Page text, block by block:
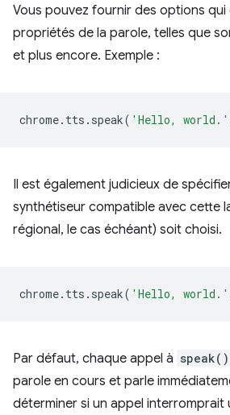
Vous pouvez fournir des options
propriétés de la parole, telles que
et plus encore. Exemple :
chrome. tts . speak( 'Hello, world.'
Il est également judicieux de
synthétiseur compatible avec cette
régional, le cas échéant) soit choisi.
chrome. tts . speak( 'Hello, world.'
Par défaut, chaque appel à speak()
parole en cours et parle
déterminer si un appel interromprait